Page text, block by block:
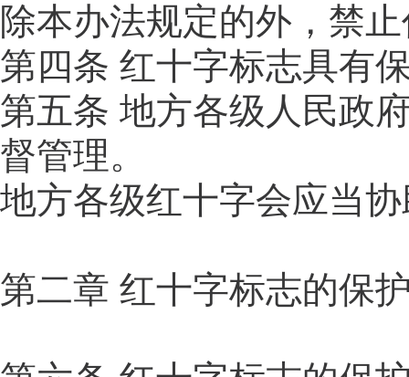
除本办法规定的外，禁
第四条 红十字标志具有
第五条 地方各级人民政
督管理。
地方各级红十字会应当
第二章 红十字标志的保